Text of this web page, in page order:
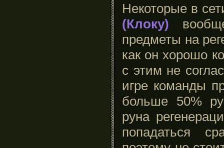
Некоторые в
(Клоку)
предметы на
как он хорошо
с этим не
игре команды
больше 50%
руна
попадаться